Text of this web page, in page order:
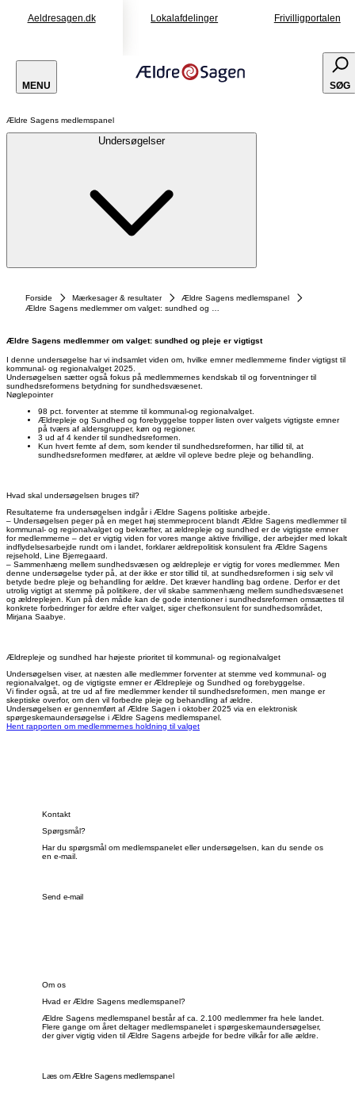
Aeldresagen.dk Lokalafdelinger Frivilligportalen
MENU SØG
Ældre Sagens medlemspanel
Undersøgelser
Forside Mærkesager & resultater
Ældre Sagens medlemspanel
Ældre Sagens medlemmer om valget: sundhed og pleje er vigtigst
I denne undersøgelse har vi indsamlet viden om, hvilke emner medlemmerne finder vigtigst til
kommunal- og regionalvalget 2025.
Undersøgelsen sætter også fokus på medlemmernes kendskab til og forventninger til
sundhedsreformens betydning for sundhedsvæsenet.
Nøglepointer
98 pct. forventer at stemme til kommunal-og regionalvalget.
Ældrepleje og Sundhed og forebyggelse topper listen over valgets vigtigste emner
på tværs af aldersgrupper, køn og regioner.
3 ud af 4 kender til sundhedsreformen.
Kun hvert femte af dem, som kender til sundhedsreformen, har tillid til, at
sundhedsreformen medfører, at ældre vil opleve bedre pleje og behandling.
Hvad skal undersøgelsen bruges til?
Resultaterne fra undersøgelsen indgår i Ældre Sagens politiske arbejde.
– Undersøgelsen peger på en meget høj stemmeprocent blandt Ældre Sagens medlemmer til
kommunal- og regionalvalget og bekræfter, at ældrepleje og sundhed er de vigtigste emner
for medlemmerne – det er vigtig viden for vores mange aktive frivillige, der arbejder med lokalt
indflydelsesarbejde rundt om i landet, forklarer ældrepolitisk konsulent fra Ældre Sagens
rejsehold, Line Bjerregaard.
– Sammenhæng mellem sundhedsvæsen og ældrepleje er vigtig for vores medlemmer. Men
denne undersøgelse tyder på, at der ikke er stor tillid til, at sundhedsreformen i sig selv vil
betyde bedre pleje og behandling for ældre. Det kræver handling bag ordene. Derfor er det
utrolig vigtigt at stemme på politikere, der vil skabe sammenhæng mellem sundhedsvæsenet
og ældreplejen. Kun på den måde kan de gode intentioner i sundhedsreformen omsættes til
konkrete forbedringer for ældre efter valget, siger chefkonsulent for sundhedsområdet,
Mirjana Saabye.
Ældrepleje og sundhed har højeste prioritet til kommunal- og regionalvalget
Undersøgelsen viser, at næsten alle medlemmer forventer at stemme ved kommunal- og
regionalvalget, og de vigtigste emner er Ældrepleje og Sundhed og forebyggelse.
Vi finder også, at tre ud af fire medlemmer kender til sundhedsreformen, men mange er
skeptiske overfor, om den vil forbedre pleje og behandling af ældre.
Undersøgelsen er gennemført af Ældre Sagen i oktober 2025 via en elektronisk
spørgeskemaundersøgelse i Ældre Sagens medlemspanel.
Hent rapporten om medlemmernes holdning til valget
Kontakt
Spørgsmål?
Har du spørgsmål om medlemspanelet eller undersøgelsen, kan du sende os
en e-mail.
Send e-mail
Om os
Hvad er Ældre Sagens medlemspanel?
Ældre Sagens medlemspanel består af ca. 2.100 medlemmer fra hele landet.
Flere gange om året deltager medlemspanelet i spørgeskemaundersøgelser,
der giver vigtig viden til Ældre Sagens arbejde for bedre vilkår for alle ældre.
Læs om Ældre Sagens medlemspanel